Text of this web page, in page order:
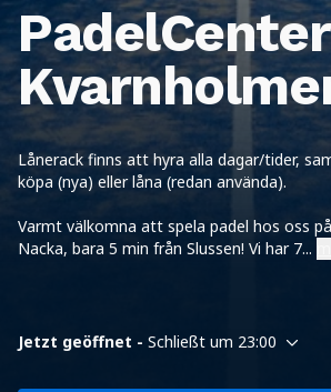
PadelCenter
Lånerack finns att hyra alla dagar/tider,
köpa (nya) eller låna (redan använda).
Varmt välkomna att spela padel hos oss
Nacka, bara 5 min från Slussen! Vi har 7...
Jetzt geöffnet - Schließt um 23:00